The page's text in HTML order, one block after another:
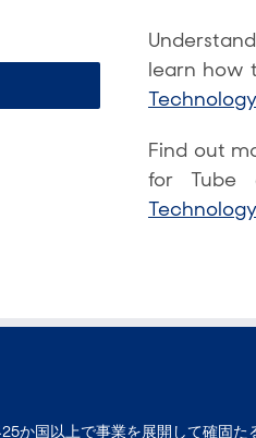
learn how
Find out
for Tube
か国以上で事業を展開して確固た